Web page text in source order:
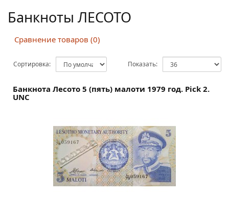
Банкноты ЛЕСОТО
Сравнение товаров (0)
Сортировка: Показать:
Банкнота Лесото 5 (пять) малоти 1979 год. Pick 2.
UNC